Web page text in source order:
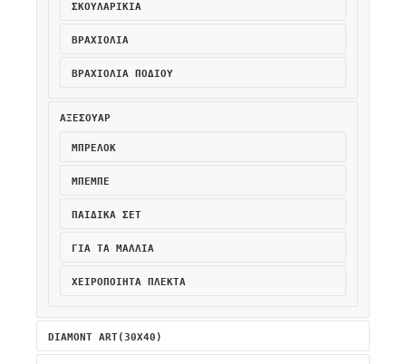
ΣΚΟΥΛΑΡΊΚΙΑ
ΒΡΑΧΙΌΛΙΑ
ΒΡΑΧΙΌΛΙΑ ΠΟΔΙΟΎ
ΑΞΕΣΟΥΑΡ
ΜΠΡΕΛΌΚ
ΜΠΕΜΠΈ
ΠΑΙΔΙΚΆ ΣΕΤ
ΓΙΑ ΤΑ ΜΑΛΛΙΑ
ΧΕΙΡΟΠΟΊΗΤΑ ΠΛΕΚΤΆ
DIAMONT ART(30X40)